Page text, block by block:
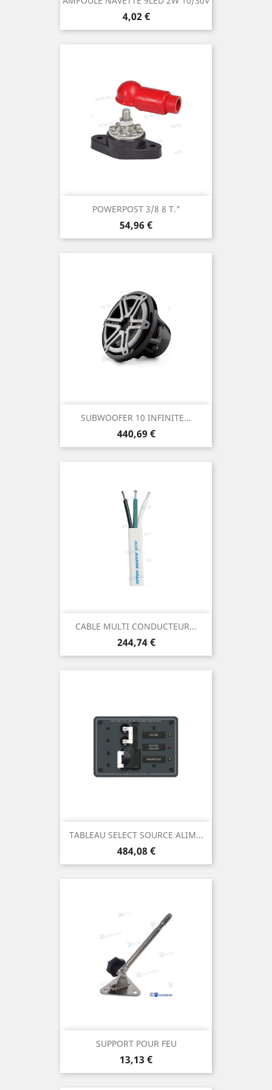
Prix
4,02 €
POWERPOST 3/8 8 T."
Prix
54,96 €
SUBWOOFER 10 INFINITE...
Prix
440,69 €
CABLE MULTI CONDUCTEUR...
Prix
244,74 €
TABLEAU SELECT SOURCE ALIM...
Prix
484,08 €
SUPPORT POUR FEU
Prix
13,13 €